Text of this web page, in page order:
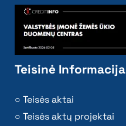
Teisinė Informacija
Teisės aktai
Teisės aktų projektai